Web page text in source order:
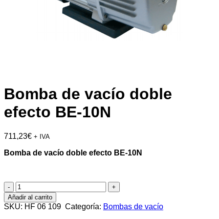
Bomba de vacío doble
efecto BE-10N
711,23€ + IVA
Bomba de vacío doble efecto BE-10N
Bomba
de
vacío
doble
Añadir al carrito
SKU: HF 06 109 Categoría: Bombas de vacío